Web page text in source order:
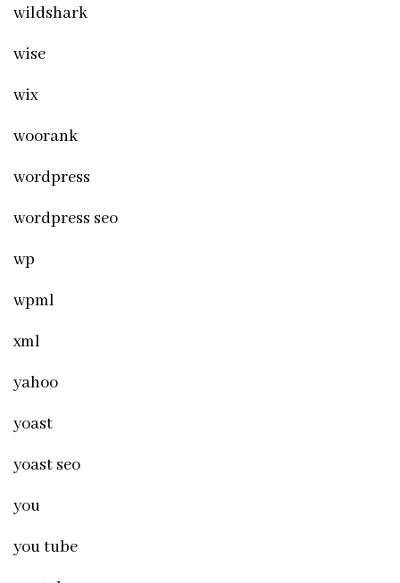
wildshark
wise
wix
woorank
wordpress
wordpress seo
wp
wpml
xml
yahoo
yoast
yoast seo
you
you tube